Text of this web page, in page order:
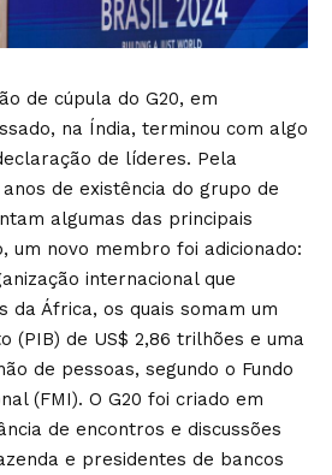
de cúpula do G20, em
na Índia, terminou com algo
de líderes. Pela
de existência do grupo de
algumas das principais
um novo membro foi adicionado:
internacional que
da África, os quais somam um
(PIB) de US$ 2,86 trilhões e uma
de pessoas, segundo o Fundo
(FMI). O G20 foi criado em
de encontros e discussões
e presidentes de bancos